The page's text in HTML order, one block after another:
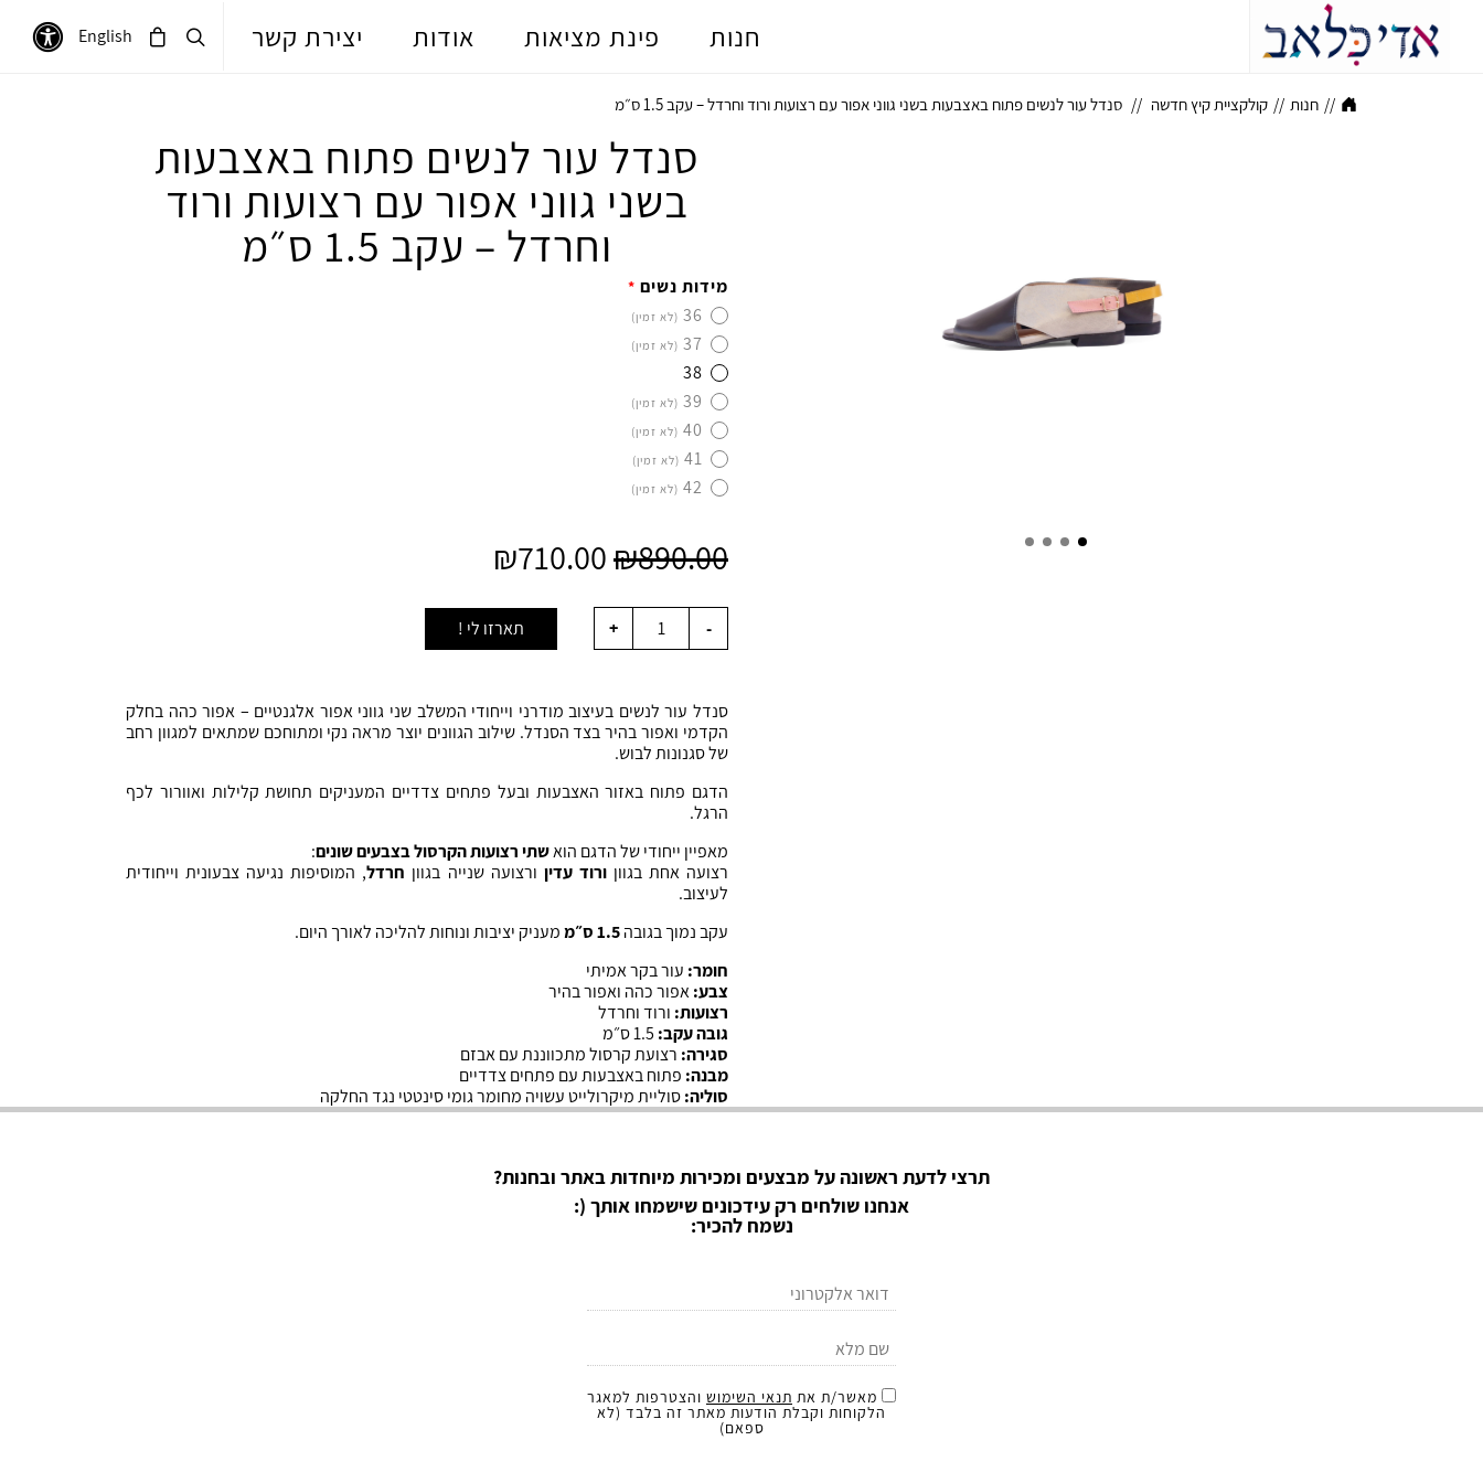
חנות פינת מציאות אודות יצירת קשר English
// חנות // קולקציית קיץ חדשה // סנדל עור לנשים פתוח באצבעות בשני גווני אפור עם רצועות ורוד וחרדל – עקב 1.5 ס״מ
סנדל עור לנשים פתוח באצבעות
בשני גווני אפור עם רצועות ורוד
וחרדל – עקב 1.5 ס״מ
מידות נשים *
36 (לא זמין)
37 (לא זמין)
38
39 (לא זמין)
40 (לא זמין)
41 (לא זמין)
42 (לא זמין)
₪890.00
₪710.00
תארזו לי !
סנדל עור לנשים בעיצוב מודרני וייחודי המשלב שני גווני אפור אלגנטיים – אפור כהה בחלק
הקדמי ואפור בהיר בצד הסנדל. שילוב הגוונים יוצר מראה נקי ומתוחכם שמתאים למגוון רחב
של סגנונות לבוש.
הדגם פתוח באזור האצבעות ובעל פתחים צדדיים המעניקים תחושת קלילות ואוורור לכף
הרגל.
מאפיין ייחודי של הדגם הואשתי רצועות הקרסול בצבעים שונים:
רצועה אחת בגווןורוד עדין ורצועה שנייה בגוון חרדל, המוסיפות נגיעה צבעונית וייחודית
לעיצוב.
עקב נמוך בגובה1.5 ס״מ
מעניק יציבות ונוחות להליכה לאורך היום.
חומר: עור בקר אמיתי
צבע:אפור כהה ואפור בהיר
רצועות: ורוד וחרדל
גובה עקב:
סגירה: רצועת קרסול מתכווננת עם אבזם
מבנה: פתוח באצבעות עם פתחים צדדיים
סוליה:סוליית מיקרולייט עשויה מחומר גומי סינטטי נגד החלקה
תרצי לדעת ראשונה על מבצעים ומכירות מיוחדות באתר ובחנות?
אנחנו שולחים רק עידכונים שישמחו אותך (:
נשמח להכיר:
מאשר/ת את תנאי השימוש והצטרפות למאגר
הלקוחות וקבלת הודעות מאתר זה בלבד (לא
ספאם)